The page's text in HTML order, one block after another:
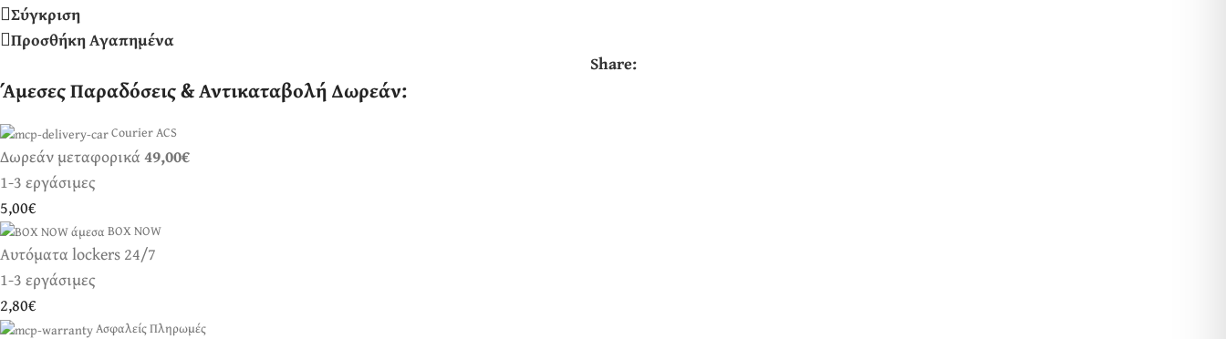
Σύγκριση
Προσθήκη Αγαπημένα
Share:
Άμεσες Παραδόσεις & Αντικαταβολή Δωρεάν:
Courier ACS
Δωρεάν μεταφορικά49,00€
1-3 εργάσιμες
5,00€
BOX NOW
Αυτόματα lockers 24/7
1-3 εργάσιμες
2,80€
Ασφαλείς Πληρωμές